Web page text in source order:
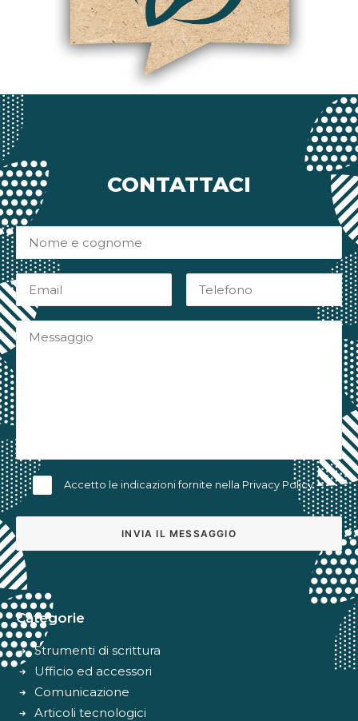
CONTATTACI
Accetto le indicazioni fornite nella Privacy Policy
Categorie
Strumenti di scrittura
Ufficio ed accessori
Comunicazione
Articoli tecnologici